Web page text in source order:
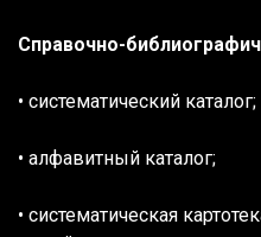
Справочно-
• систематический каталог;
• алфавитный каталог;
• систематическая